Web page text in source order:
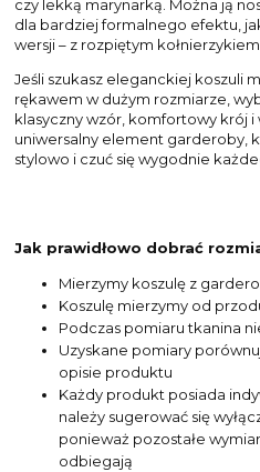
czy lekką marynarką. Można ją
dla bardziej formalnego efektu,
wersji – z rozpiętym kołnierzykiem.
Jeśli szukasz eleganckiej koszuli
rękawem w dużym rozmiarze,
klasyczny wzór, komfortowy krój i
uniwersalny element garderoby,
stylowo i czuć się wygodnie
Jak prawidłowo dobrać
Mierzymy koszulę z
Koszulę mierzymy od
Podczas pomiaru tkanina
Uzyskane pomiary
opisie produktu
Każdy produkt posiada
należy sugerować się
ponieważ pozostałe
odbiegają